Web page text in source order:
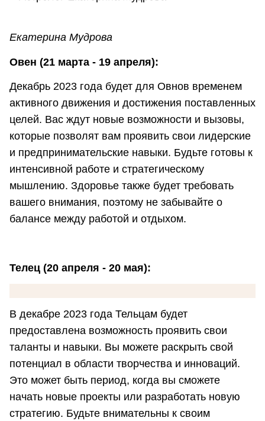
Екатерина Мудрова
Овен (21 марта - 19 апреля):
Декабрь 2023 года будет для Овнов временем
активного движения и достижения поставленных
целей. Вас ждут новые возможности и вызовы,
которые позволят вам проявить свои лидерские
и предпринимательские навыки. Будьте готовы к
интенсивной работе и стратегическому
мышлению. Здоровье также будет требовать
вашего внимания, поэтому не забывайте о
балансе между работой и отдыхом.
Телец (20 апреля - 20 мая):
В декабре 2023 года Тельцам будет
предоставлена возможность проявить свои
таланты и навыки. Вы можете раскрыть свой
потенциал в области творчества и инноваций.
Это может быть период, когда вы сможете
начать новые проекты или разработать новую
стратегию. Будьте внимательны к своим